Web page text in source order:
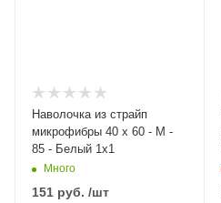
Наволочка из страйп
микрофибры 40 х 60 - М -
85 - Белый 1х1
Много
151 руб. /шт